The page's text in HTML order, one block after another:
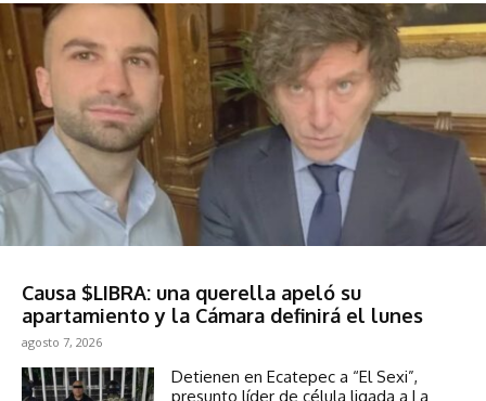
Causa $LIBRA: una querella apeló su
apartamiento y la Cámara definirá el lunes
agosto 7, 2026
Detienen en Ecatepec a “El Sexi”,
presunto líder de célula ligada a La